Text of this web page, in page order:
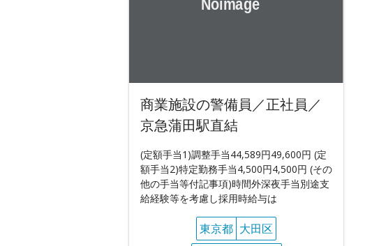
商業施設の警備員／正社員／
京急蒲田駅直結
(定額手当1)調整手当44,589円49,600円 (定
額手当2)特定勤務手当4,500円4,500円 (その
他の手当等付記事項)時間外深夜手当別途支
給経験等を考慮し採用時給与は
東京都 大田区